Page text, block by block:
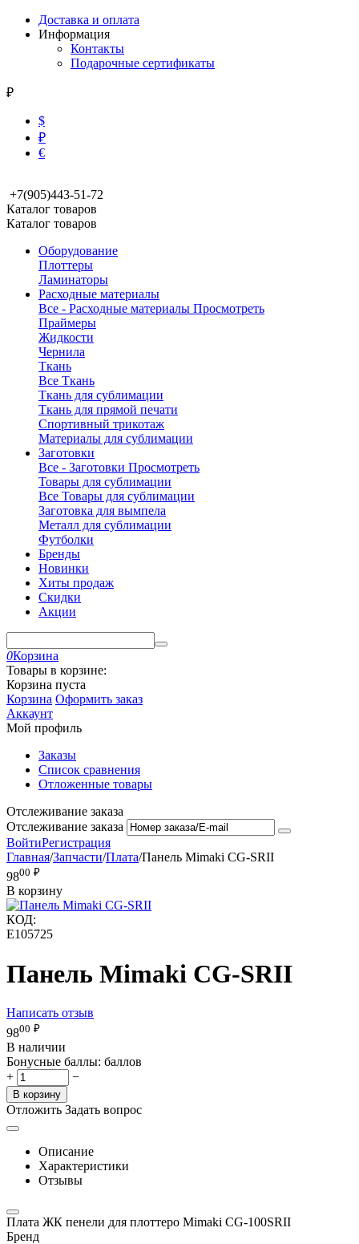
Доставка и оплата
Информация
Контакты
Подарочные сертификаты
₽
$
₽
€
+7(905)443-51-72
Каталог товаров
Каталог товаров
Оборудование
Плоттеры
Ламинаторы
Расходные материалы
Все - Расходные материалы Просмотреть
Праймеры
Жидкости
Чернила
Ткань
Все Ткань
Ткань для сублимации
Ткань для прямой печати
Спортивный трикотаж
Материалы для сублимации
Заготовки
Все - Заготовки Просмотреть
Товары для сублимации
Все Товары для сублимации
Заготовка для вымпела
Металл для сублимации
Футболки
Бренды
Новинки
Хиты продаж
Скидки
Акции
0Корзина
Товары в корзине:
Корзина пуста
Корзина Оформить заказ
Аккаунт
Мой профиль
Заказы
Список сравнения
Отложенные товары
Отслеживание заказа
Отслеживание заказа
ВойтиРегистрация
Главная/Запчасти/Плата/Панель Mimaki CG-SRII
9800 ₽
В корзину
КОД:
E105725
Панель Mimaki CG-SRII
Написать отзыв
9800 ₽
В наличии
Бонусные баллы: баллов
+
−
В корзину
Отложить Задать вопрос
Описание
Характеристики
Отзывы
Плата ЖК пенели для плоттеро Mimaki CG-100SRII
Бренд